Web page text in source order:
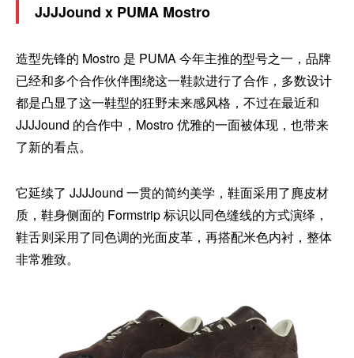
JJJJound x PUMA Mostro
造型先锋的 Mostro 是 PUMA 今年主推的型号之一，品牌
已经和多个合作伙伴围绕这一鞋款进行了合作，多数设计
都是凸显了这一鞋型的狂野未来感风格，不过在最近和
JJJJound 的合作中，Mostro 优雅的一面被体现，也带来
了新的看点。
它延续了 JJJJound 一贯的简约美学，鞋面采用了麂皮材
质，鞋身侧面的 Formstrip 标识以同色缝线的方式演绎，
鞋舌则采用了同色调的光面皮革，再搭配米色内衬，整体
非常雅致。